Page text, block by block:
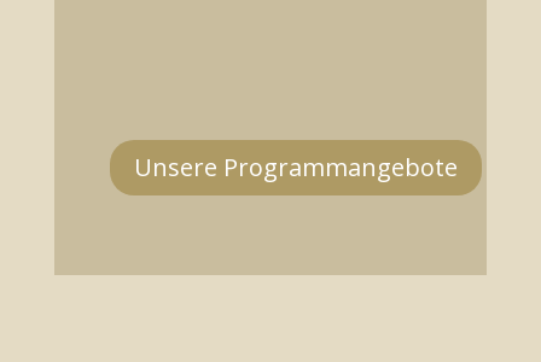
Unsere Programmangebote